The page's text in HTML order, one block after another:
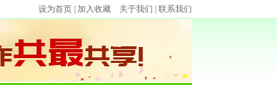
设为首页 加入收藏 关于我们 联系我们